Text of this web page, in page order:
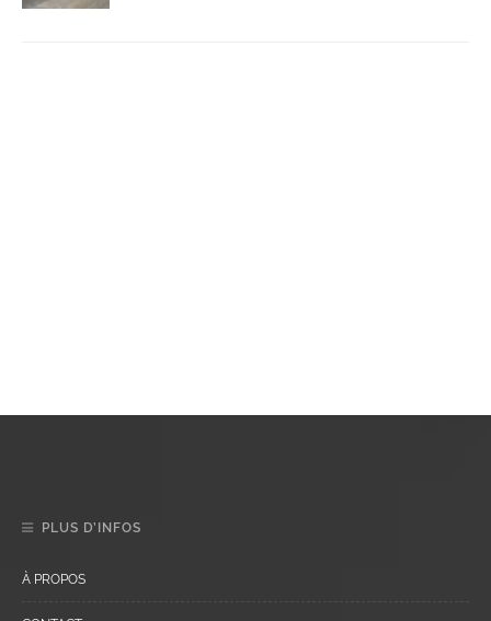
PLUS D’INFOS
À PROPOS